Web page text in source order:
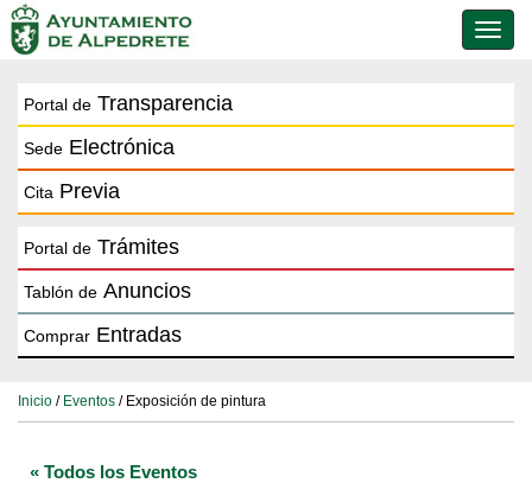
de
Portal de Transparencia
Sede Electrónica
Cita Previa
Portal de Trámites
Tablón de Anuncios
Comprar Entradas
Inicio / Eventos / Exposición de pintura
« Todos los Eventos